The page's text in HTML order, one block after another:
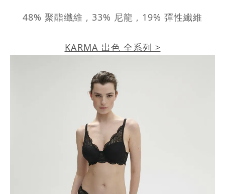
48% 聚酯纖維 , 33% 尼龍 , 19% 彈性纖維
KARMA 出色 全系列 >